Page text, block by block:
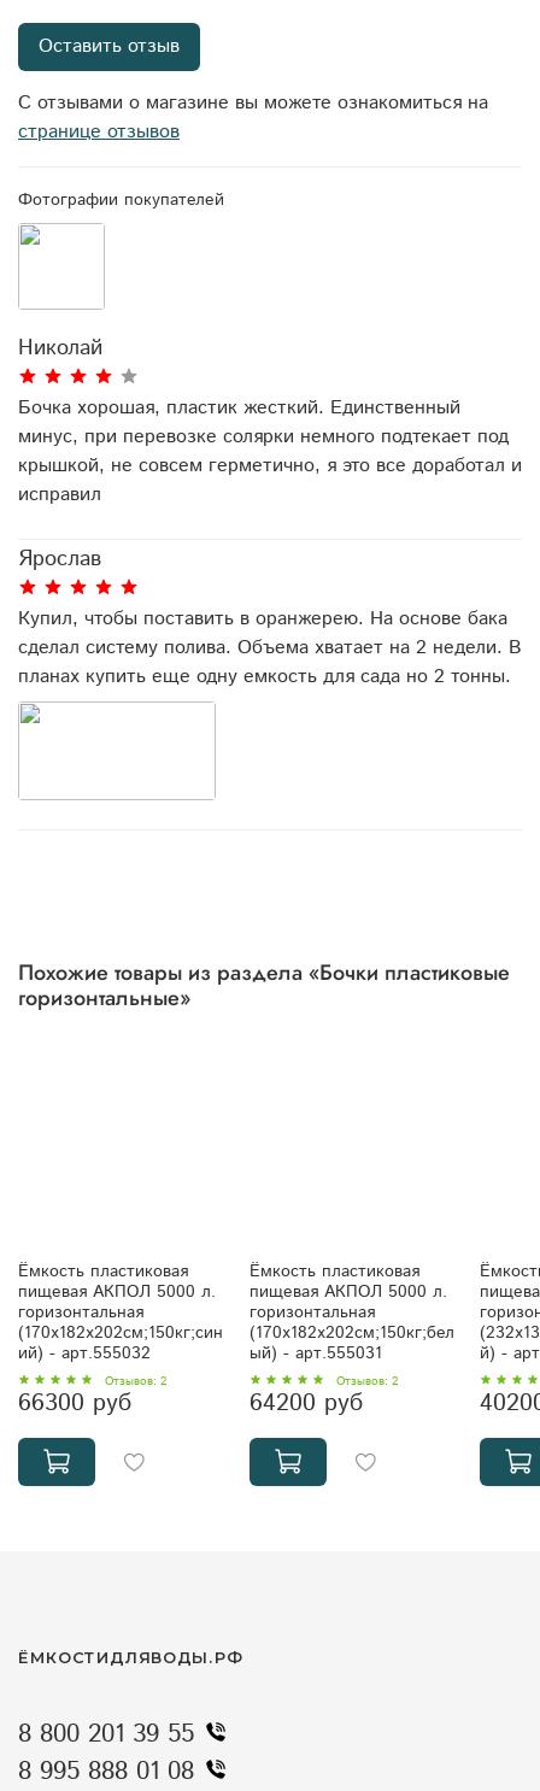
Фотографии покупателей
Николай
Бочка хорошая, пластик жесткий. Единственный
минус, при перевозке солярки немного подтекает под
крышкой, не совсем герметично, я это все доработал и
исправил
Ярослав
Купил, чтобы поставить в оранжерею. На основе бака
сделал систему полива. Объема хватает на 2 недели. В
планах купить еще одну емкость для сада но 2 тонны.
Оставить отзыв
С отзывами о магазине вы можете ознакомиться на
странице отзывов
Похожие товары из раздела «Бочки пластиковые
горизонтальные»
Ёмкость пластиковая
пищевая АКПОЛ 5000 л.
горизонтальная
(170x182x202см;150кг;син
ий) - арт.555032
Отзывов: 2
66300 руб
Ёмкость пластиковая
пищевая АКПОЛ 5000 л.
горизонтальная
(170x182x202см;150кг;бел
ый) - арт.555031
Отзывов: 2
64200 руб
й) -
ЁМКОСТИДЛЯВОДЫ.РФ
8 800 201 39 55
8 995 888 01 08